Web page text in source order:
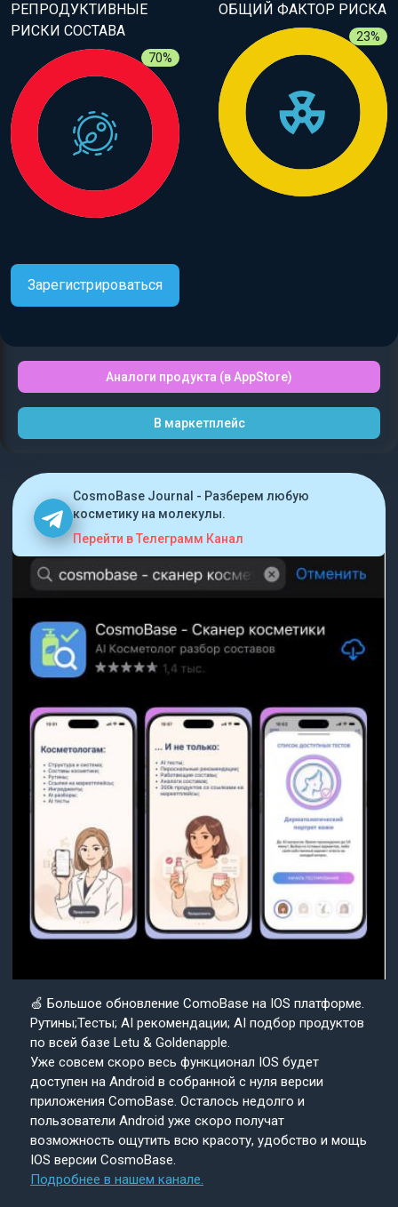
РЕПРОДУКТИВНЫЕ
РИСКИ СОСТАВА
70%
ОБЩИЙ ФАКТОР РИСКА
23%
Зарегистрироваться
Аналоги продукта (в AppStore)
В маркетплейс
CosmoBase Journal - Разберем любую
косметику на молекулы.
Перейти в Телеграмм Канал
🍏 Большое обновление ComoBase на IOS платформе.
Рутины;Тесты; AI рекомендации; AI подбор продуктов
по всей базе Letu & Goldenapple.
Уже совсем скоро весь функционал IOS будет
доступен на Android в собранной с нуля версии
приложения ComoBase. Осталось недолго и
пользователи Android уже скоро получат
возможность ощутить всю красоту, удобство и мощь
IOS версии CosmoBase.
Подробнее в нашем канале.